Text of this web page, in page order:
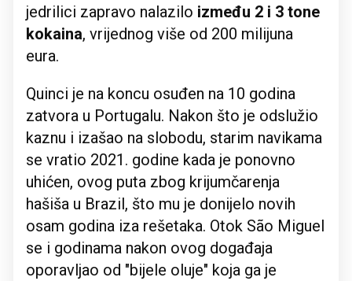
jedrilici zapravo nalazilo između 2 i 3 tone
kokaina, vrijednog više od 200 milijuna
eura.
Quinci je na koncu osuđen na 10 godina
zatvora u Portugalu. Nakon što je odslužio
kaznu i izašao na slobodu, starim navikama
se vratio 2021. godine kada je ponovno
uhićen, ovog puta zbog krijumčarenja
hašiša u Brazil, što mu je donijelo novih
osam godina iza rešetaka. Otok São Miguel
se i godinama nakon ovog događaja
oporavljao od "bijele oluje" koja ga je